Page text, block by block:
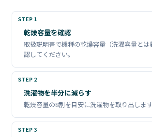
乾燥容量を確認
取扱説明書で機種の乾燥容量（洗濯容量とは
認してください。
洗濯物を半分に減らす
乾燥容量の8割を目安に洗濯物を取り出します